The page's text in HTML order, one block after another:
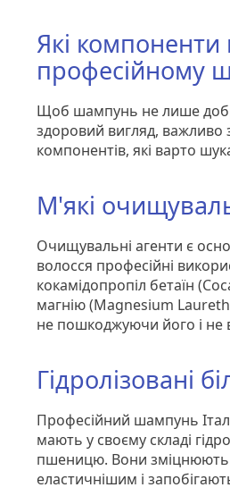
Які
професійному
Щоб шампунь не лише
здоровий вигляд, важливо
компонентів, які варто
М'які
Очищувальні агенти є
волосся професійні
кокамідопропіл бетаїн
магнію (Magnesium
не пошкоджуючи його і не
Гідролізовані
Професійний шампунь
мають у своєму складі
пшеницю. Вони зміцнюють
еластичнішим і